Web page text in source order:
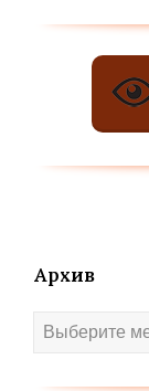
Архив
Архив